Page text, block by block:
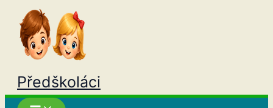
Přeskočit
obsah
Předškoláci